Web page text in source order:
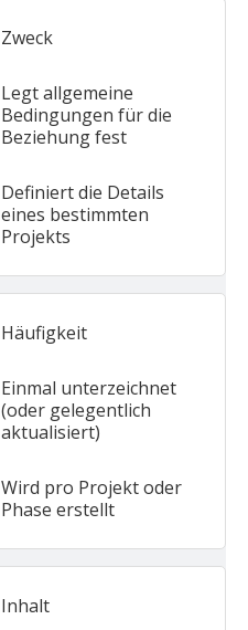
Zweck
Legt allgemeine
Bedingungen für die
Beziehung fest
Definiert die Details
eines bestimmten
Projekts
Häufigkeit
Einmal unterzeichnet
(oder gelegentlich
aktualisiert)
Wird pro Projekt oder
Phase erstellt
Inhalt